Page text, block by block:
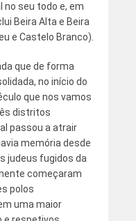
no seu todo e, em
Beira Alta e Beira
e Castelo Branco).
que de forma
no início do
que nos vamos
distritos
passou a atrair
memória desde
judeus fugidos da
começaram
polos
uma maior